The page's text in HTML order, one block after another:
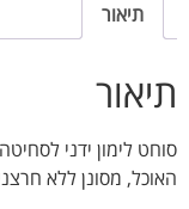
תיאור
לימון ידני לסחיטה
מסונן ללא חרצנים